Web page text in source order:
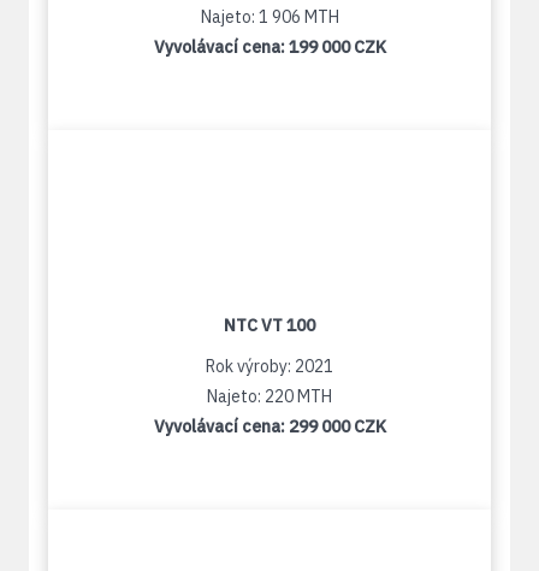
Najeto: 1 906 MTH
Vyvolávací cena:199 000 CZK
NTC VT 100
Rok výroby: 2021
Najeto: 220 MTH
Vyvolávací cena: 299 000 CZK